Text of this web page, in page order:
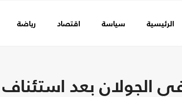
الرئيسية سياسة اقتصاد رياضة
الجولان بعد استئناف